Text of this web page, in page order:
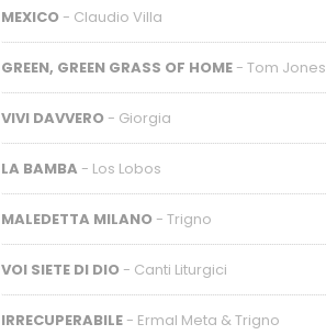
MEXICO - Claudio Villa
GREEN, GREEN GRASS OF HOME - Tom Jones
VIVI DAVVERO - Giorgia
LA BAMBA - Los Lobos
MALEDETTA MILANO - Trigno
VOI SIETE DI DIO - Canti Liturgici
IRRECUPERABILE - Ermal Meta & Trigno